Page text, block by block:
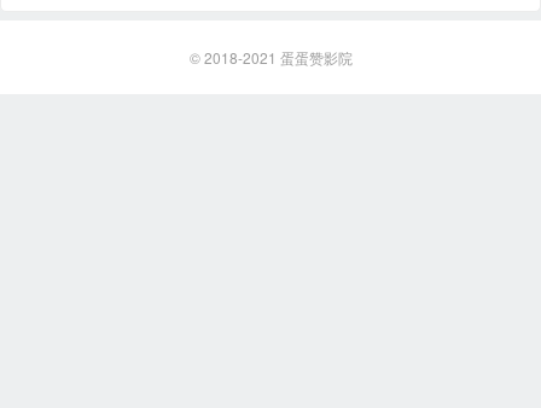
© 2018-2021 蛋蛋赞影院